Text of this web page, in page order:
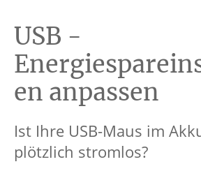
USB -
en anpassen
Ist Ihre USB-Maus im
plötzlich stromlos?